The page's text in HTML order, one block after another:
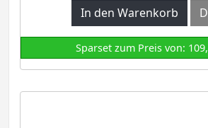
In den Warenkorb
Sparset zum Preis von: